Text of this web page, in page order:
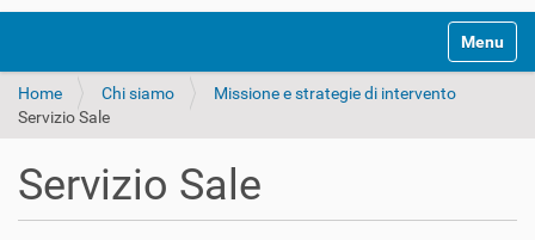
Alterna
Home Chi siamo
Missione e strategie di intervento
Servizio Sale
Servizio Sale